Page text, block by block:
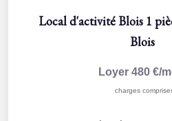
Local d'activité Blois 1
Blois
Loyer 480 €/
charges